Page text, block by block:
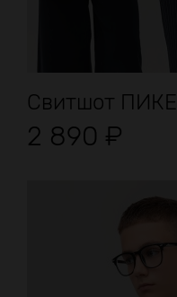
Свитшот ПИКЕ
2 890 ₽